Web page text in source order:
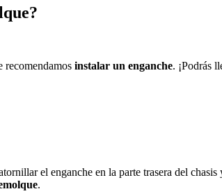
recomendamos instalar un enganche. ¡Podrás
el enganche en la parte trasera del
.